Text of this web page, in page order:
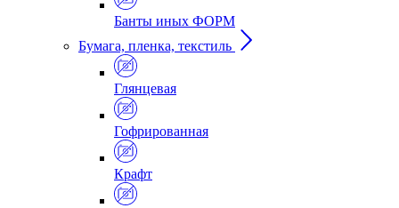
Банты иных ФОРМ
Бумага, пленка, текстиль
Глянцевая
Гофрированная
Крафт